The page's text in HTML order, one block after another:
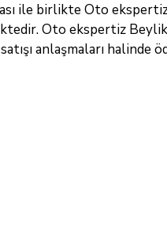
ile birlikte Oto
Oto ekspertiz
anlaşmaları halinde